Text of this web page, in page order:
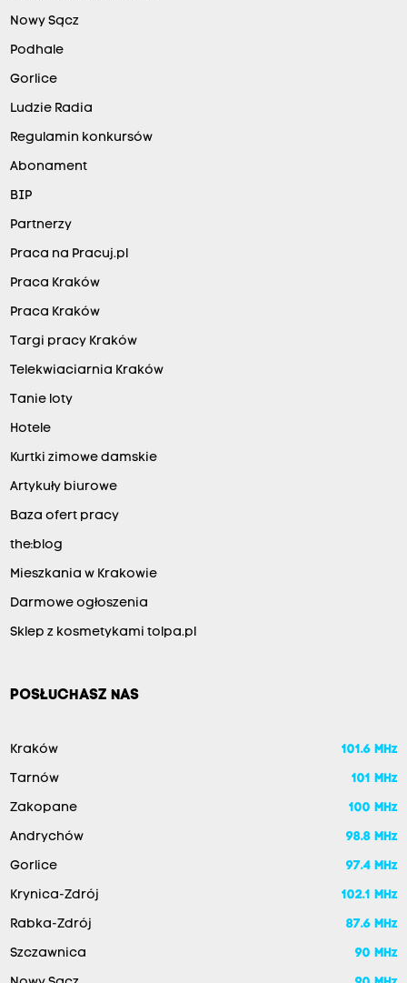
Nowy Sącz
Podhale
Gorlice
Ludzie Radia
Regulamin konkursów
Abonament
BIP
Partnerzy
Praca na Pracuj.pl
Praca Kraków
Praca Kraków
Targi pracy Kraków
Telekwiaciarnia Kraków
Tanie loty
Hotele
Kurtki zimowe damskie
Artykuły biurowe
Baza ofert pracy
the:blog
Mieszkania w Krakowie
Darmowe ogłoszenia
Sklep z kosmetykami tolpa.pl
POSŁUCHASZ NAS
Kraków 101.6 MHz
Tarnów 101 MHz
Zakopane 100 MHz
Andrychów 98.8 MHz
Gorlice 97.4 MHz
Krynica-Zdrój 102.1 MHz
Rabka-Zdrój 87.6 MHz
Szczawnica 90 MHz